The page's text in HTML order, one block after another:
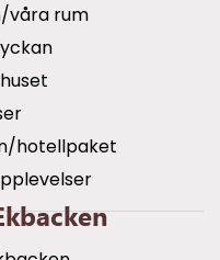
våra rum
hotellpaket